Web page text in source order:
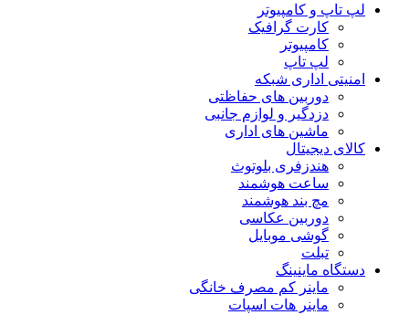
لپ تاپ و کامپیوتر
کارت گرافیک
کامپیوتر
لپ تاپ
امنیتی اداری شبکه
دوربین های حفاظتی
دزدگیر و لوازم جانبی
ماشین های اداری
کالای دیجیتال
هندزفری بلوتوث
ساعت هوشمند
مچ بند هوشمند
دوربین عکاسی
گوشی موبایل
تبلت
دستگاه ماینینگ
ماینر کم مصرف خانگی
ماینر هات اسپات